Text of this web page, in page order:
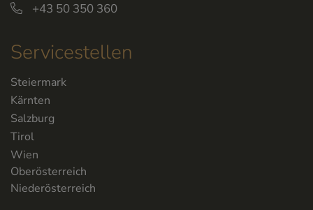
+43 50 350 360
Servicestellen
Steiermark
Kärnten
Salzburg
Tirol
Wien
Oberösterreich
Niederösterreich